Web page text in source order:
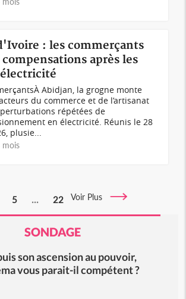
: les commerçants
après les
Abidjan, la grogne monte
du commerce et de l’artisanat
répétées de
en électricité. Réunis le 28
plusie...
mois
5 ... 22 Voir Plus
SONDAGE
son ascension au pouvoir,
vous parait-il compétent ?